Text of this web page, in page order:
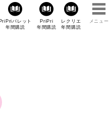
PriPriパレット
年間購読
PriPri
年間購読
レクリエ
年間購読
メニュー